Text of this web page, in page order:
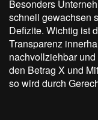
Besonders
schnell gewachsen
Defizite. Wichtig ist
Transparenz
nachvollziehbar
den Betrag X und
so wird durch